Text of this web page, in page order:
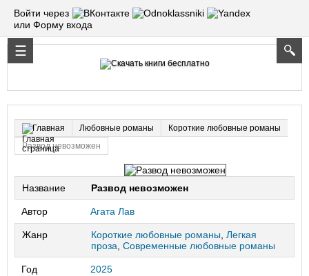
Войти через
или Форму входа
Главная Любовные романы
Короткие любовные романы
Развод невозможен
Название Развод невозможен
Автор Агата Лав
Жанр Короткие любовные романы, Легкая
проза, Современные любовные романы
Год 2025